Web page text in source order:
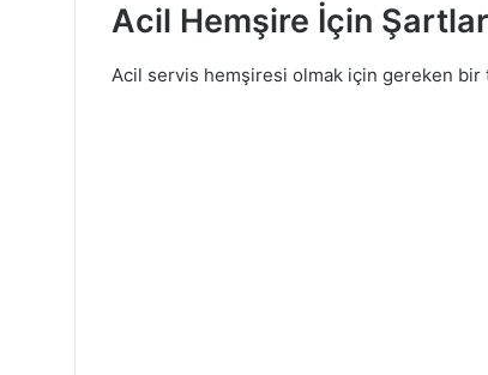
Acil Hemşire İçin
Acil servis hemşiresi olmak için gereken bir